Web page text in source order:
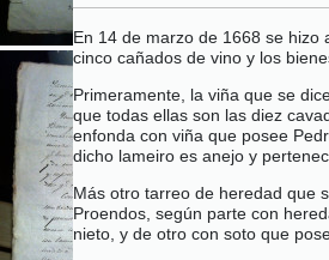
En 14 de marzo de 1668 se hizo
cinco cañados de vino y los
Primeramente, la viña que se
que todas ellas son las diez
enfonda con viña que posee
dicho lameiro es anejo y
Más otro tarreo de heredad que
Proendos, según parte con
nieto, y de otro con soto que